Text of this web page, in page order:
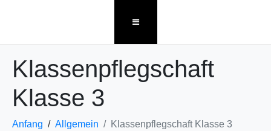
Klassenpflegschaft
Klasse 3
Anfang Allgemein Klassenpflegschaft Klasse 3